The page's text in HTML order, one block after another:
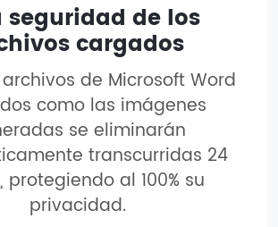
seguridad de los
cargados
de Microsoft Word
como las imágenes
se eliminarán
transcurridas 24
protegiendo al 100% su
privacidad.